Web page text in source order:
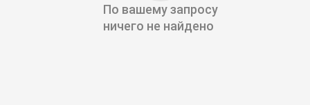
По вашему запросу
ничего не найдено